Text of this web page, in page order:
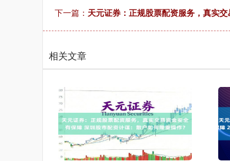
下一篇： 天元证券：正规股票配资服务，真实
相关文章